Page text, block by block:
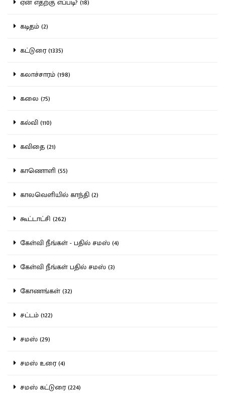
ஏன் எதற்கு எப்படி? (18)
கடிதம் (2)
கட்டுரை (1335)
கலாச்சாரம் (198)
கலை (75)
கல்வி (110)
கவிதை (21)
காணொளி (55)
காலவெளியில் காந்தி (2)
கூட்டாட்சி (262)
கேள்வி நீங்கள் - பதில் சமஸ் (4)
கேள்வி நீங்கள் பதில் சமஸ் (3)
கோணங்கள் (32)
சட்டம் (122)
சமஸ் (29)
சமஸ் உரை (4)
சமஸ் கட்டுரை (224)